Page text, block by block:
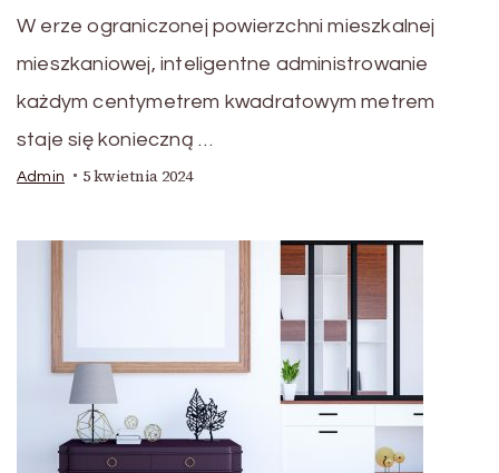
W erze ograniczonej powierzchni mieszkalnej
mieszkaniowej, inteligentne administrowanie
każdym centymetrem kwadratowym metrem
staje się konieczną …
Admin 5 kwietnia 2024